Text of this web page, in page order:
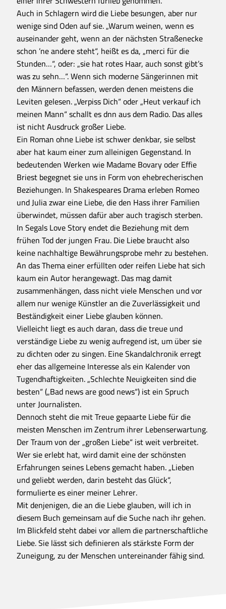
Auch in Schlagern wird die Liebe besungen, aber nur
wenige sind Oden auf sie. „Warum weinen, wenn es
auseinander geht, wenn an der nächsten Straßenecke
schon ’ne andere steht“, heißt es da, „merci für die
Stunden…“, oder: „sie hat rotes Haar, auch sonst gibt’s
was zu sehn…“. Wenn sich moderne Sängerinnen mit
den Männern befassen, werden denen meistens die
Leviten gelesen. „Verpiss Dich“ oder „Heut verkauf ich
meinen Mann“ schallt es dnn aus dem Radio. Das alles
ist nicht Ausdruck großer Liebe.
Ein Roman ohne Liebe ist schwer denkbar, sie selbst
aber hat kaum einer zum alleinigen Gegenstand. In
bedeutenden Werken wie Madame Bovary oder Effie
Briest begegnet sie uns in Form von ehebrecherischen
Beziehungen. In Shakespeares Drama erleben Romeo
und Julia zwar eine Liebe, die den Hass ihrer Familien
überwindet, müssen dafür aber auch tragisch sterben.
In Segals Love Story endet die Beziehung mit dem
frühen Tod der jungen Frau. Die Liebe braucht also
keine nachhaltige Bewährungsprobe mehr zu bestehen.
An das Thema einer erfüllten oder reifen Liebe hat sich
kaum ein Autor herangewagt. Das mag damit
zusammenhängen, dass nicht viele Menschen und vor
allem nur wenige Künstler an die Zuverlässigkeit und
Beständigkeit einer Liebe glauben können.
Vielleicht liegt es auch daran, dass die treue und
verständige Liebe zu wenig aufregend ist, um über sie
zu dichten oder zu singen. Eine Skandalchronik erregt
eher das allgemeine Interesse als ein Kalender von
Tugendhaftigkeiten. „Schlechte Neuigkeiten sind die
besten“ („Bad news are good news“) ist ein Spruch
unter Journalisten.
Dennoch steht die mit Treue gepaarte Liebe für die
meisten Menschen im Zentrum ihrer Lebenserwartung.
Der Traum von der „großen Liebe“ ist weit verbreitet.
Wer sie erlebt hat, wird damit eine der schönsten
Erfahrungen seines Lebens gemacht haben. „Lieben
und geliebt werden, darin besteht das Glück“,
formulierte es einer meiner Lehrer.
Mit denjenigen, die an die Liebe glauben, will ich in
diesem Buch gemeinsam auf die Suche nach ihr gehen.
Im Blickfeld steht dabei vor allem die partnerschaftliche
Liebe. Sie lässt sich definieren als stärkste Form der
Zuneigung, zu der Menschen untereinander fähig sind.